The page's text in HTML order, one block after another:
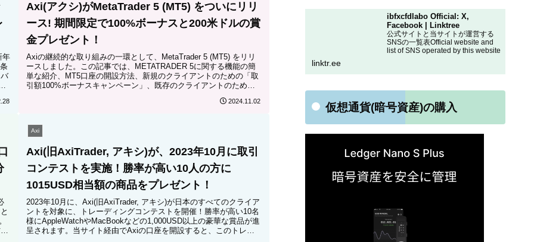
年
Axi(アクシ)がMetaTrader 5 (MT5) をついにリリ
ース! 期間限定で100%ボーナスと200米ドルの賞
金プレゼント！
Axiの継続的な取り組みの一環として、MetaTrader 5 (MT5) をリリ
ースしました。この記事では、METATRADER 5に関する機能の簡
単な紹介、MT5口座の開設方法、新規のクライアントのための「取
引額100%ボーナスキャンペーン」、既存のクライアントのための
2024.11.02
Axi
Axi(旧AxiTrader, アキシ)が、2023年10月に取引
コンテストを実施！勝率が高い10人の方に
1015USD相当額の商品をプレゼント！
2023年10月に、Axi(旧AxiTrader, アキシ)が日本のすべてのクライア
ントを対象に、トレーディングコンテストを開催！勝率が高い10名
様にAppleWatchやMacBookなどの1,000USD以上の豪華な賞品が進
呈されます。当サイト経由でAxiの口座を開設すると、このトレー
ibfxcfdlabo Official: X,
Facebook | Linktree
公式サイトと当サイトが運営する
SNSの一覧表Official website and
list of SNS operated by this website
linktr.ee
仮想通貨(暗号資産)の購入